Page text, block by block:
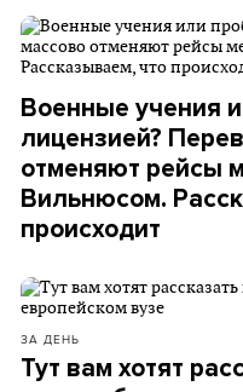
Военные учения
лицензией?
отменяют рейсы
Вильнюсом.
происходит
ЗА ДЕНЬ
Тут вам хотят